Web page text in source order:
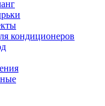
кондиционеров